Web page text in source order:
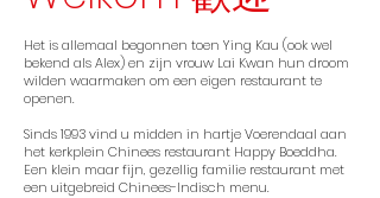
Het is allemaal begonnen toen Ying Kau (ook wel
bekend als Alex) en zijn vrouw Lai Kwan hun droom
wilden waarmaken om een eigen restaurant te
openen.
Sinds 1993 vind u midden in hartje Voerendaal aan
het kerkplein Chinees restaurant Happy Boeddha.
Een klein maar fijn, gezellig familie restaurant met
een uitgebreid Chinees-Indisch menu.